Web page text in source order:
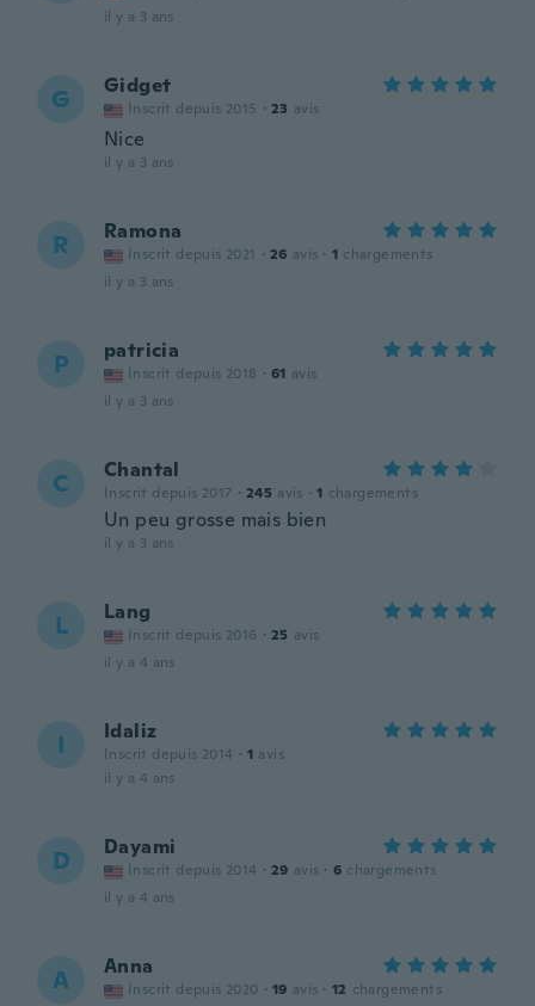
il y a 3 ans
G Gidget
Inscrit depuis 2015 · 23 avis
Nice
il y a 3 ans
R Ramona
Inscrit depuis 2021 · 26 avis · 1 chargements
il y a 3 ans
P patricia
Inscrit depuis 2018 · 61 avis
il y a 3 ans
C Chantal
Inscrit depuis 2017 · 245 avis · 1 chargements
Un peu grosse mais bien
il y a 3 ans
L Lang
Inscrit depuis 2016 · 25 avis
il y a 4 ans
I Idaliz
Inscrit depuis 2014 · 1 avis
il y a 4 ans
D Dayami
Inscrit depuis 2014 · 29 avis · 6 chargements
il y a 4 ans
A Anna
Inscrit depuis 2020 · 19 avis · 12 chargements